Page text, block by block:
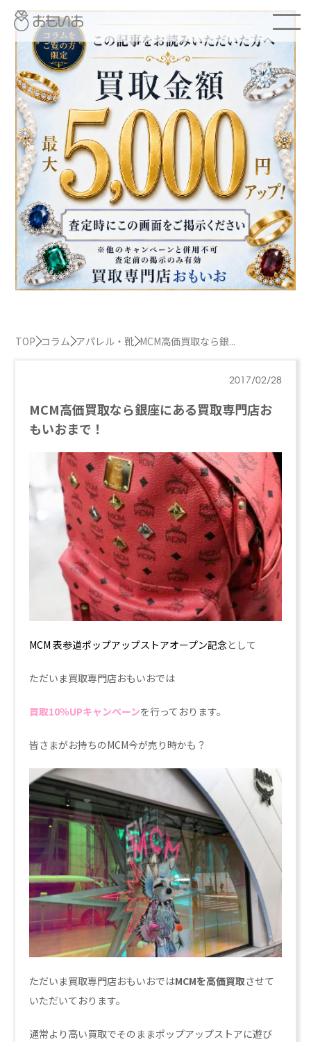
TOP コラム アパレル・靴 MCM高価買取なら銀...
2017/02/28
MCM高価買取なら銀座にある買取専門店お
もいおまで！
MCM 表参道ポップアップストアオープン記念 として
ただいま買取専門店おもいおでは
買取10％UPキャンペーンを行っております。
皆さまがお持ちのMCM今が売り時かも？
ただいま買取専門店おもいおではMCMを高価買取させて
いただいております。
通常より高い買取でそのままポップアップストアに遊び